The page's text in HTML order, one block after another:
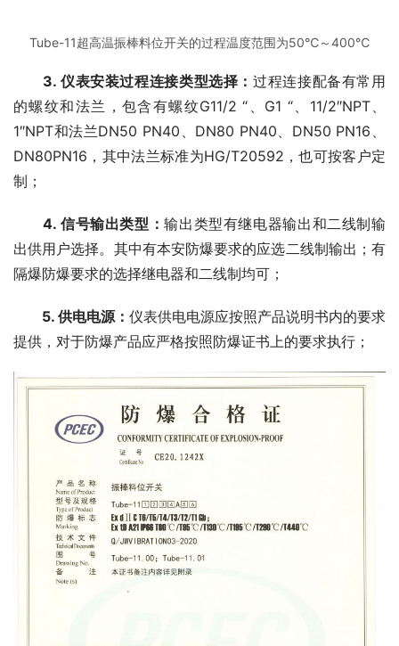
Tube-11超高温振棒料位开关的过程温度范围为50℃～400℃
3. 仪表安装过程连接类型选择： 过程连接配备有常用
的螺纹和法兰，包含有螺纹G11/2 “、G1 “、11/2″NPT、
1″NPT和法兰DN50 PN40、DN80 PN40、DN50 PN16、
DN80PN16，其中法兰标准为HG/T20592，也可按客户定
制；
4. 信号输出类型：输出类型有继电器输出和二线制输
出供用户选择。其中有本安防爆要求的应选二线制输出；有
隔爆防爆要求的选择继电器和二线制均可；
5. 供电电源： 仪表供电电源应按照产品说明书内的要求
提供，对于防爆产品应严格按照防爆证书上的要求执行；